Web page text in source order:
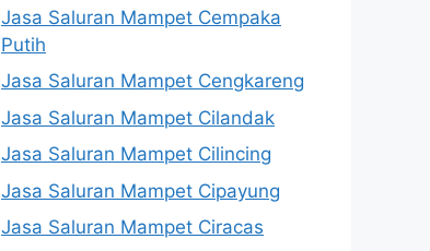
Jasa Saluran Mampet Cempaka
Putih
Jasa Saluran Mampet Cengkareng
Jasa Saluran Mampet Cilandak
Jasa Saluran Mampet Cilincing
Jasa Saluran Mampet Cipayung
Jasa Saluran Mampet Ciracas